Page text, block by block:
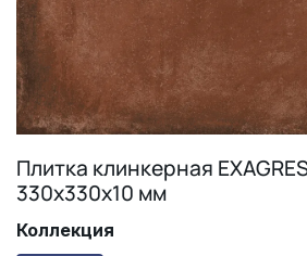
Плитка клинкерная
330х330х10 мм
Коллекция